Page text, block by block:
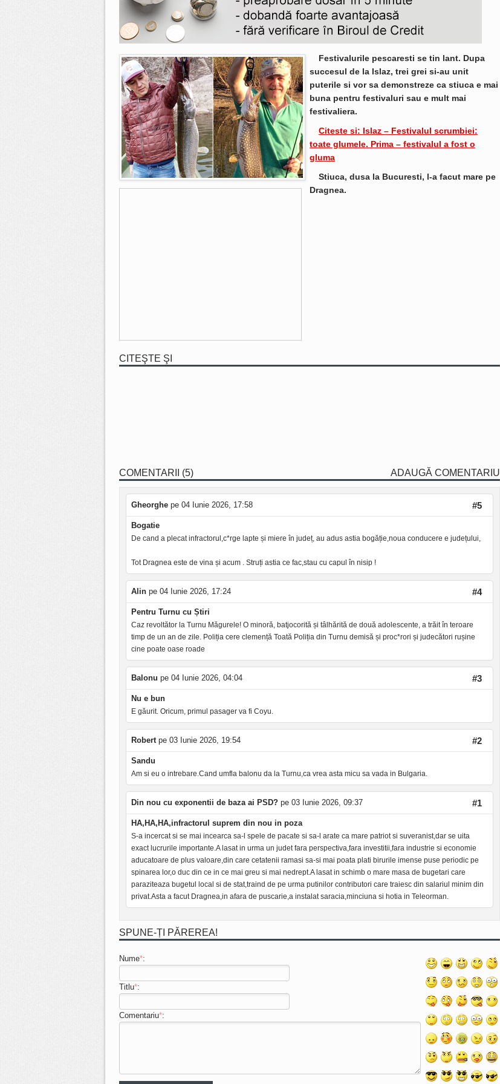
Festivalurile pescaresti se tin lant. Dupa
succesul de la Islaz, trei grei si-au unit
puterile si vor sa demonstreze ca stiuca e mai
buna pentru festivaluri sau e mult mai
festivaliera.
Citeste si: Islaz – Festivalul scrumbiei:
toate glumele. Prima – festivalul a fost o
gluma
Stiuca, dusa la Bucuresti, l-a facut mare pe
Dragnea.
CITEŞTE ŞI
COMENTARII (5) ADAUGĂ COMENTARIU
Gheorghe pe 04 Iunie 2026, 17:58 #5
Bogatie
De cand a plecat infractorul,c*rge lapte și miere în județ, au adus astia bogăție,noua conducere e județului,
Tot Dragnea este de vina și acum . Struți astia ce fac,stau cu capul în nisip !
Alin pe 04 Iunie 2026, 17:24 #4
Pentru Turnu cu Știri
Caz revoltător la Turnu Măgurele! O minoră, batjocorită și tâlhărită de două adolescente, a trăit în teroare
timp de un an de zile. Poliția cere clemență Toată Poliția din Turnu demisă și proc*rori și judecători rușine
cine poate oase roade
Balonu pe 04 Iunie 2026, 04:04 #3
Nu e bun
E găurit. Oricum, primul pasager va fi Coyu.
Robertpe 03 Iunie 2026, 19:54 #2
Sandu
Am si eu o intrebare.Cand umfla balonu da la Turnu,ca vrea asta micu sa vada in Bulgaria.
Din nou cu exponentii de baza ai PSD? pe 03 Iunie 2026, 09:37 #1
HA,HA,HA,infractorul suprem din nou in poza
S-a incercat si se mai incearca sa-l spele de pacate si sa-l arate ca mare patriot si suveranist,dar se uita
exact lucrurile importante.A lasat in urma un judet fara perspectiva,fara investitii,fara industrie si economie
aducatoare de plus valoare,din care cetatenii ramasi sa-si mai poata plati birurile imense puse periodic pe
spinarea lor,o duc din ce in ce mai greu si mai nedrept.A lasat in schimb o mare masa de bugetari care
paraziteaza bugetul local si de stat,traind de pe urma putinilor contributori care traiesc din salariul minim din
privat.Asta a facut Dragnea,in afara de puscarie,a instalat saracia,minciuna si hotia in Teleorman.
SPUNE-ȚI PĂREREA!
Nume*:
Titlu*:
Comentariu*: